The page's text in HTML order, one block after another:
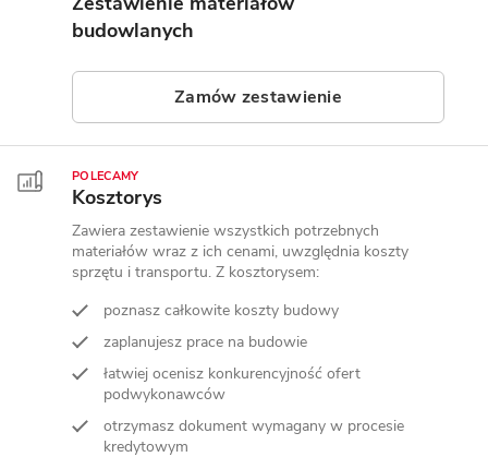
budowlanych
Zamów zestawienie
POLECAMY
Kosztorys
Zawiera zestawienie wszystkich potrzebnych
materiałów wraz z ich cenami, uwzględnia koszty
sprzętu i transportu. Z kosztorysem:
poznasz całkowite koszty budowy
zaplanujesz prace na budowie
łatwiej ocenisz konkurencyjność ofert
podwykonawców
otrzymasz dokument wymagany w procesie
kredytowym